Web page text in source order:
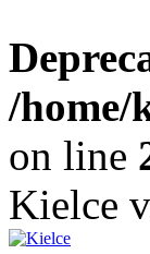
/home/
on line
Kielce